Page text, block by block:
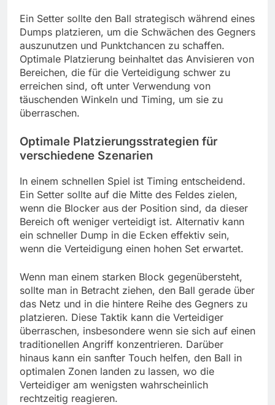
Ein Setter sollte den Ball strategisch während eines
Dumps platzieren, um die Schwächen des Gegners
auszunutzen und Punktchancen zu schaffen.
Optimale Platzierung beinhaltet das Anvisieren von
Bereichen, die für die Verteidigung schwer zu
erreichen sind, oft unter Verwendung von
täuschenden Winkeln und Timing, um sie zu
überraschen.
Optimale Platzierungsstrategien für
verschiedene Szenarien
In einem schnellen Spiel ist Timing entscheidend.
Ein Setter sollte auf die Mitte des Feldes zielen,
wenn die Blocker aus der Position sind, da dieser
Bereich oft weniger verteidigt ist. Alternativ kann
ein schneller Dump in die Ecken effektiv sein,
wenn die Verteidigung einen hohen Set erwartet.
Wenn man einem starken Block gegenübersteht,
sollte man in Betracht ziehen, den Ball gerade über
das Netz und in die hintere Reihe des Gegners zu
platzieren. Diese Taktik kann die Verteidiger
überraschen, insbesondere wenn sie sich auf einen
traditionellen Angriff konzentrieren. Darüber
hinaus kann ein sanfter Touch helfen, den Ball in
optimalen Zonen landen zu lassen, wo die
Verteidiger am wenigsten wahrscheinlich
rechtzeitig reagieren.